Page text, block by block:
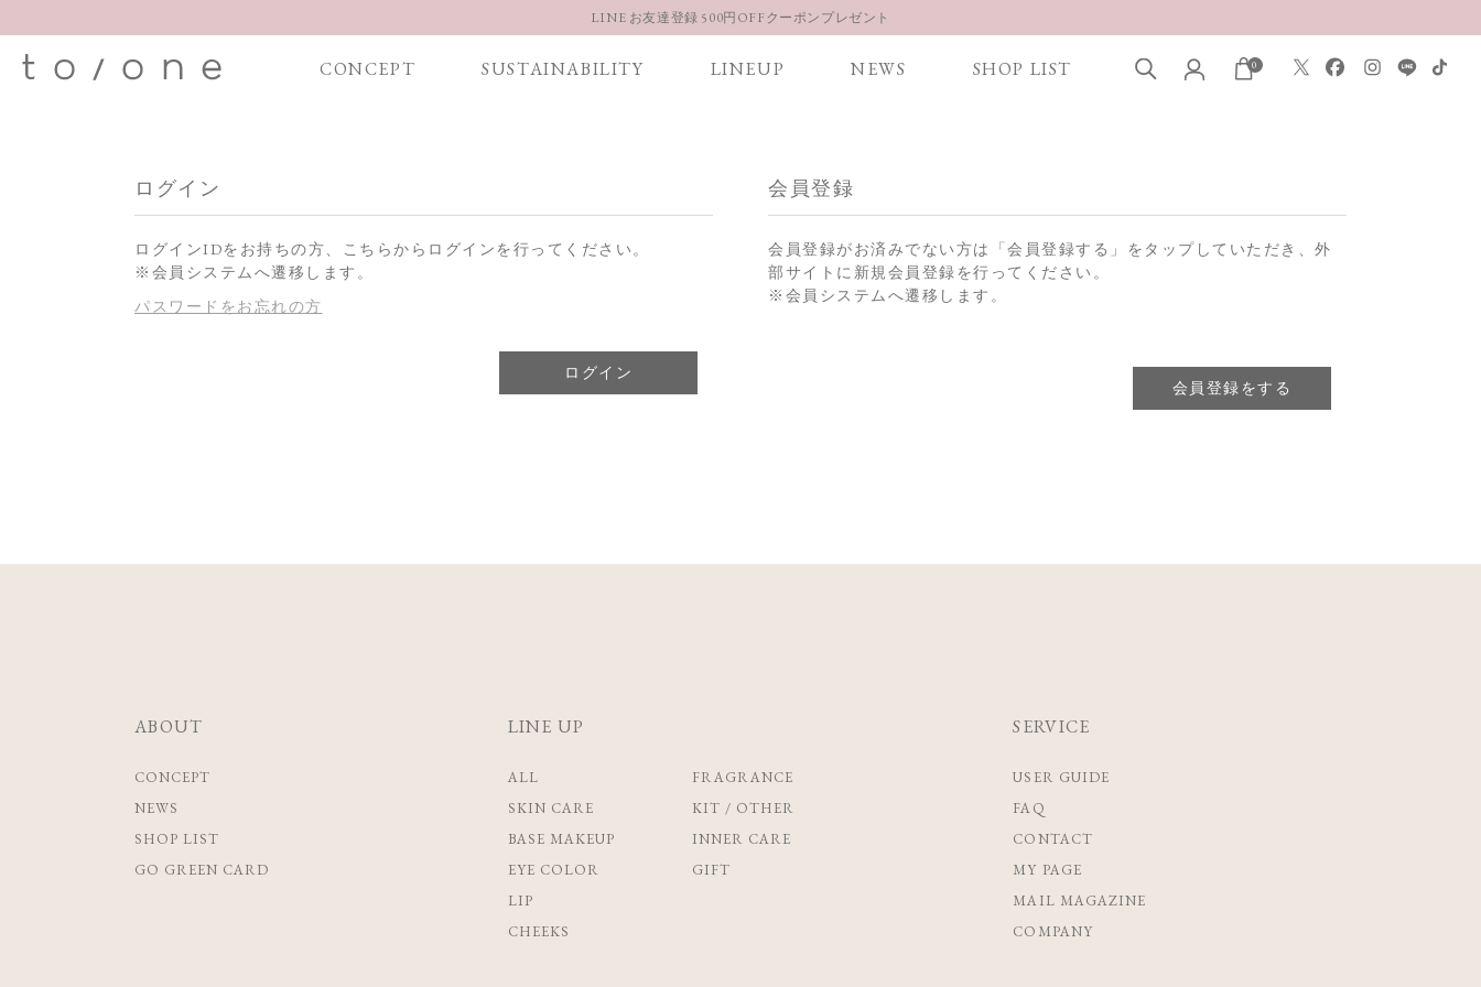
LINE お友達登録 500円OFFクーポンプレゼント
CONCEPT SUSTAINABILITY LINEUP NEWS SHOP LIST 0
ログイン
ログインIDをお持ちの方、こちらからログインを行ってください。
※会員システムへ遷移します。
パスワードをお忘れの方
ログイン
会員登録
会員登録がお済みでない方は「会員登録する」をタップしていただき、外
部サイトに新規会員登録を行ってください。
※会員システムへ遷移します。
会員登録をする
ABOUT
CONCEPT
NEWS
SHOP LIST
GO GREEN CARD
LINE UP
ALL
SKIN CARE
BASE MAKEUP
EYE COLOR
LIP
CHEEKS
FRAGRANCE
KIT / OTHER
INNER CARE
GIFT
SERVICE
USER GUIDE
FAQ
CONTACT
MY PAGE
MAIL MAGAZINE
COMPANY